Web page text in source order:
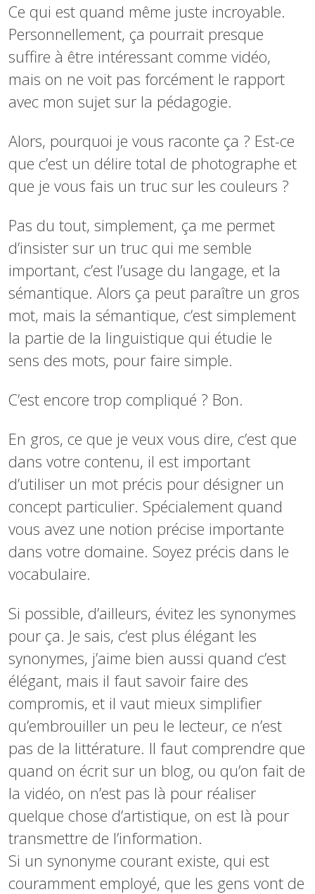
Ce qui est quand même juste incroyable.
Personnellement, ça pourrait presque
suffire à être intéressant comme vidéo,
mais on ne voit pas forcément le rapport
avec mon sujet sur la pédagogie.
Alors, pourquoi je vous raconte ça ? Est-ce
que c’est un délire total de photographe et
que je vous fais un truc sur les couleurs ?
Pas du tout, simplement, ça me permet
d’insister sur un truc qui me semble
important, c’est l’usage du langage, et la
sémantique. Alors ça peut paraître un gros
mot, mais la sémantique, c’est simplement
la partie de la linguistique qui étudie le
sens des mots, pour faire simple.
C’est encore trop compliqué ? Bon.
En gros, ce que je veux vous dire, c’est que
dans votre contenu, il est important
d’utiliser un mot précis pour désigner un
concept particulier. Spécialement quand
vous avez une notion précise importante
dans votre domaine. Soyez précis dans le
vocabulaire.
Si possible, d’ailleurs, évitez les synonymes
pour ça. Je sais, c’est plus élégant les
synonymes, j’aime bien aussi quand c’est
élégant, mais il faut savoir faire des
compromis, et il vaut mieux simplifier
qu’embrouiller un peu le lecteur, ce n’est
pas de la littérature. Il faut comprendre que
quand on écrit sur un blog, ou qu’on fait de
la vidéo, on n’est pas là pour réaliser
quelque chose d’artistique, on est là pour
transmettre de l’information.
Si un synonyme courant existe, qui est
couramment employé, que les gens vont de